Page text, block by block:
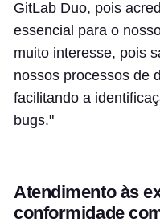
GitLab Duo, pois
essencial para o
muito interesse, pois
nossos processos de
facilitando a
bugs."
Atendimento às
conformidade